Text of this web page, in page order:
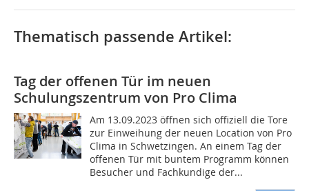
Thematisch passende Artikel:
Tag der offenen Tür im neuen
Schulungszentrum von Pro Clima
Am 13.09.2023 öffnen sich offiziell die Tore
zur Einweihung der neuen Location von Pro
Clima in Schwetzingen. An einem Tag der
offenen Tür mit buntem Programm können
Besucher und Fachkundige der...